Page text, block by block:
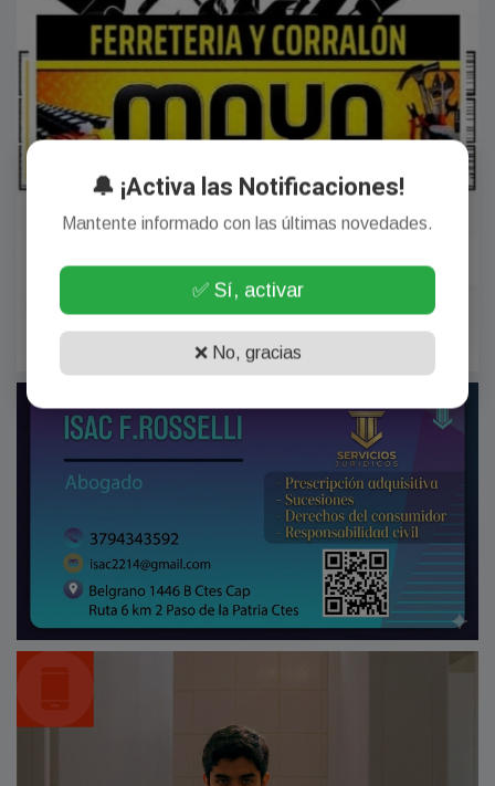
🔔 ¡Activa las Notificaciones!
Mantente informado con las últimas novedades.
✅ Sí, activar
❌ No, gracias